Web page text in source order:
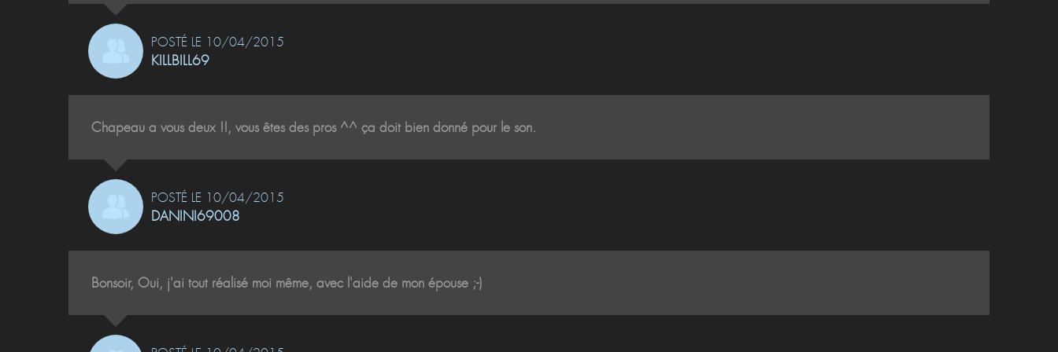
POSTÉ LE 10/04/2015
KILLBILL69
Chapeau a vous deux !!, vous êtes des pros ^^ ça doit bien donné pour le son.
POSTÉ LE 10/04/2015
DANINI69008
Bonsoir, Oui, j'ai tout réalisé moi même, avec l'aide de mon épouse ;-)